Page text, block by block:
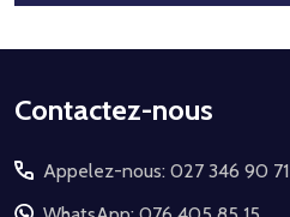
Début
pied
Contactez-nous
Appelez-nous: 027 346 90 71